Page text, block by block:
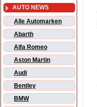
AUTO NEWS
Alle Automarken
Abarth
Alfa Romeo
Aston Martin
Audi
Bentley
BMW